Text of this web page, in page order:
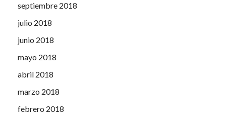
septiembre 2018
julio 2018
junio 2018
mayo 2018
abril 2018
marzo 2018
febrero 2018